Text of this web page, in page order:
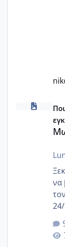
Μωράκια
να